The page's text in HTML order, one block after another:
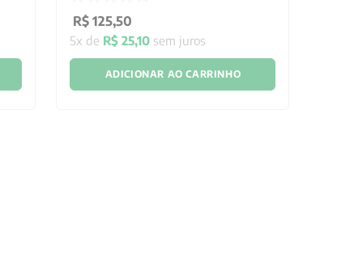
R$ 125,50
5x de R$ 25,10 sem juros
ADICIONAR AO CARRINHO